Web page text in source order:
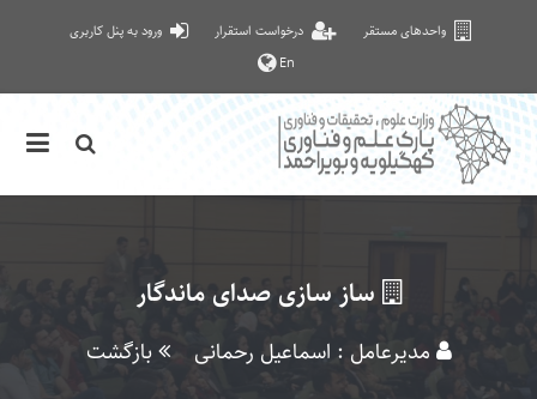
واحدهای مستقر درخواست استقرار
ورود به پنل کاربری
En
ساز سازی صدای ماندگار
مدیرعامل : اسماعیل رحمانی بازگشت